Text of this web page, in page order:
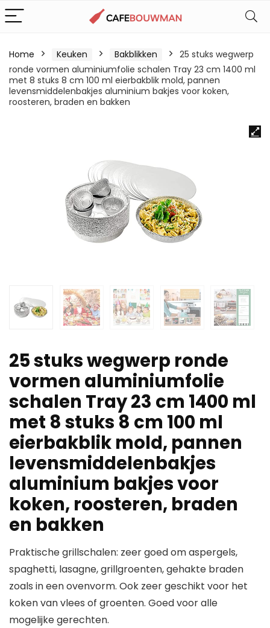
Home Keuken Bakblikken
25 stuks wegwerp
ronde vormen aluminiumfolie schalen Tray 23 cm 1400 ml
met 8 stuks 8 cm 100 ml eierbakblik mold, pannen
levensmiddelenbakjes aluminium bakjes voor koken,
roosteren, braden en bakken
25 stuks wegwerp ronde
vormen aluminiumfolie
schalen Tray 23 cm 1400 ml
met 8 stuks 8 cm 100 ml
eierbakblik mold, pannen
levensmiddelenbakjes
aluminium bakjes voor
koken, roosteren, braden
en bakken
Praktische grillschalen: zeer goed om aspergels,
spaghetti, lasagne, grillgroenten, gehakte braden
zoals in een ovenvorm. Ook zeer geschikt voor het
koken van vlees of groenten. Goed voor alle
mogelijke gerechten.